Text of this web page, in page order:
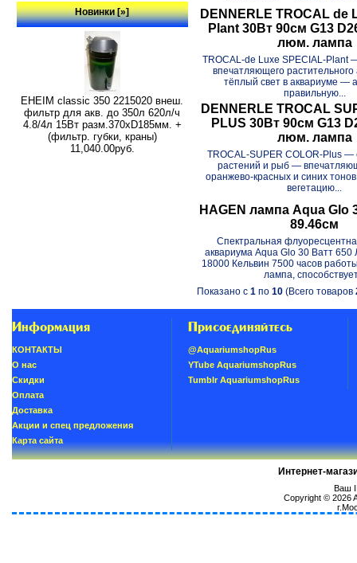
Новинки [»]
EHEIM classic 350 2215020 внеш.
фильтр для акв. до 350л 620л/ч
4.8/4л 15Вт разм.370хD185мм. +
(фильтр. губки, краны)
11,040.00руб.
DENNERLE TROCAL de
Plant 30Вт 90см G13
люм. лампа
TROCAL-de Luxe SPECIAL-Plant
впечатляющего
тёплый свет в аквариуме —
правильную...
DENNERLE TROCAL
PLUS 30Вт 90см G13
люм. лампа
TROCAL-SUPER COLOR-Plus —
растений и рыб —
оранжево-красных и синих
вегетацию...
HAGEN лампа Aqua Glo
89.46см
Спектральная
аквариума Aqua Glo 30 Ватт
18000 Кельвин 7500 часов
лампа,
Показано с 1по 10(Всего товаров
Информация
КОНТАКТЫ
О нас
Скидки
Oплатa
Доставка
Акции и спец предложения
Карта сайта
Присоединяйтесь
@AquariumshopRus
YTube AquariumshopRus
Tumblr AquariumshopRus
Интернет-
Ваш
Copyright © 2026